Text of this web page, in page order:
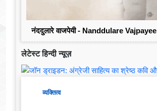
नंददुलारे वाजपेयी - Nanddulare Vajpayee
लेटेस्ट हिन्दी न्यूज़
व्यक्तित्व